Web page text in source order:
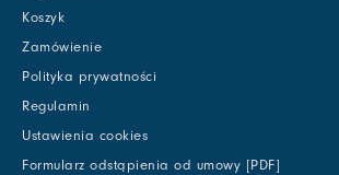
Koszyk
Zamówienie
Polityka prywatności
Regulamin
Ustawienia cookies
Formularz odstąpienia od umowy [PDF]